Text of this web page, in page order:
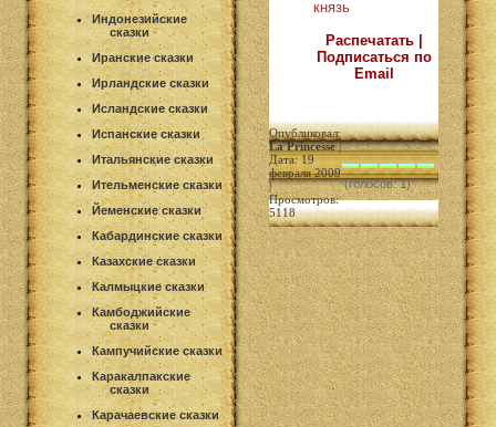
Индонезийские
сказки
Иранские сказки
Ирландские сказки
Исландские сказки
Испанские сказки
Итальянские сказки
Ительменские сказки
Йеменские сказки
Кабардинские сказки
Казахские сказки
Калмыцкие сказки
Камбоджийские
сказки
Кампучийские сказки
Каракалпакские
сказки
Карачаевские сказки
князь
Распечатать |
Подписаться по
Email
Опубликовал:
La Princesse|
Дата: 19
февраля 2009
|
Просмотров:
5118
(голосов: 1)